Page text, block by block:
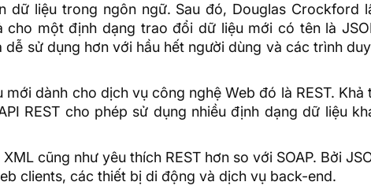
dữ liệu trong ngôn ngữ. Sau đó, Douglas Crockford
một định dạng trao đổi dữ liệu mới có tên là
sử dụng hơn với hầu hết người dùng và các trình
dành cho dịch vụ công nghệ Web đó là REST. Khả
REST cho phép sử dụng nhiều định dạng dữ liệu
cũng như yêu thích REST hơn so với SOAP. Bởi
clients, các thiết bị di động và dịch vụ back-end.